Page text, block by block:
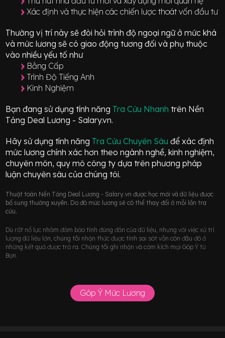
Xác định và thực hiện các chiến lược thoát vốn đầu tư
Thường vị trí này sẽ đòi hỏi trình độ ngoại ngữ ở mứckhá
và mức lương sẽ có giao động tương đối và phụ thuộc
vào nhiều yếu tố như
Bằng Cấp
Trình Độ Tiếng Anh
Kinh Nghiệm
Bạn đang sử dụng tính năng Tra Cứu Nhanh trên Nền
Tảng Deal Lương - Salary.vn.
Hãy sử dụng tính năng Tra Cứu Chuyên Sâuđể xác định
mức lương chính xác hơn theo ngành nghề, kinh nghiệm,
chuyên môn, quy mô công ty dựa trên phương pháp
luận chuyên sâu của chúng tôi.
Thuật toán Nền Tảng Deal Lương - Salary.vn được học mới và dữ liệu được
bổ sung thường xuyên. Do đó mức lương sẽ có thể thay đổi ở mỗi lần tra
cứu.
Dù rất nổ lực nhằm đảm bảo tính đúng đắn của dữ liệu, nhưng với việc xử trí
lượng dữ liệu lớn, chúng tôi nhận thức được tính sai sót vẫn còn đâu đó ở
những kết quả được trả ra. Chúng tôi ghi nhận và cảm kích mọi Góp Ý từ
Bạn.
Góp Ý Mức Lương